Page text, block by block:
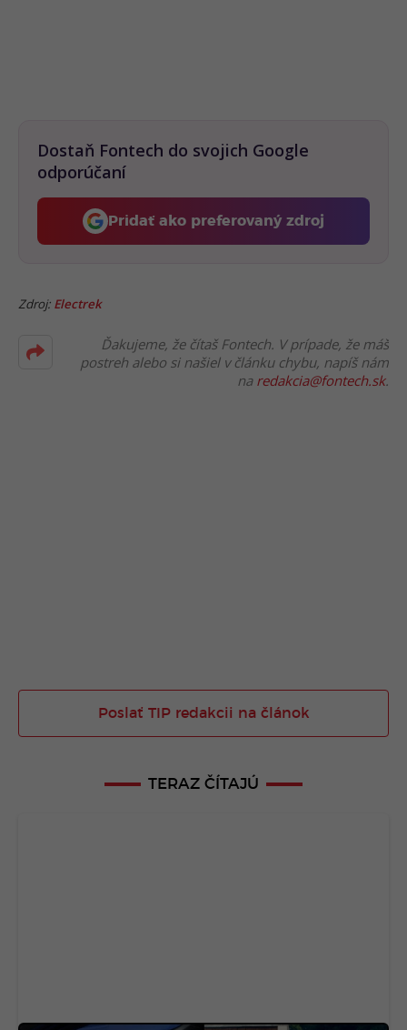
Dostaň Fontech do svojich Google
odporúčaní
Pridať ako preferovaný zdroj
Fontech, odkaz sa otvorí v
Zdroj: Electrek
Ďakujeme, že čítaš Fontech. V prípade, že máš
postreh alebo si našiel v článku chybu, napíš nám
na redakcia@fontech.sk.
Poslať TIP redakcii na článok
TERAZ ČÍTAJÚ